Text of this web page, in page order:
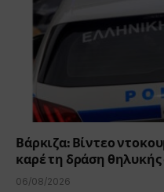
Βάρκιζα: Βίντεο
καρέ τη δράση
06/08/2026